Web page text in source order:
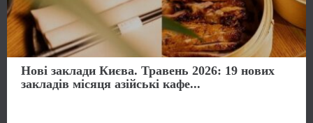
Нові заклади Києва. Травень 2026: 19 нових
закладів місяця азійські кафе...